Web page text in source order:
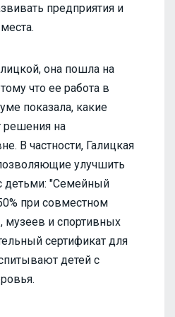
предприятия и
она пошла на
что ее работа в
показала, какие
на
В частности, Галицкая
улучшить
детьми: "Семейный
при совместном
музеев и спортивных
сертификат для
детей с